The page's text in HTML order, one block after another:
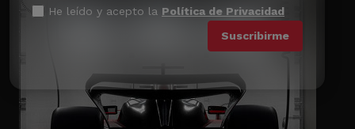
He leído y acepto la Política de Privacidad